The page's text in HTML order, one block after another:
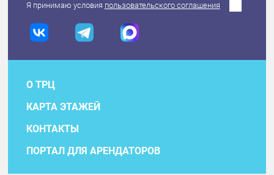
Я принимаю условия пользовательского соглашения
О ТРЦ
КАРТА ЭТАЖЕЙ
КОНТАКТЫ
ПОРТАЛ ДЛЯ АРЕНДАТОРОВ